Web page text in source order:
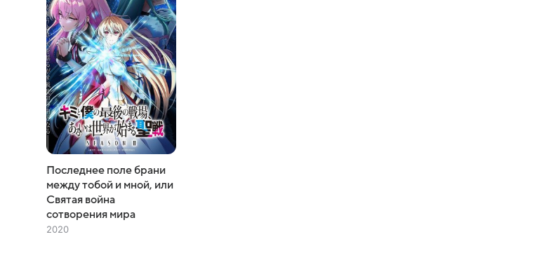
Последнее поле брани
между тобой и мной, или
Святая война
сотворения мира
2020